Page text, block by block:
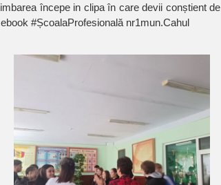
începe in clipa în care devii conștient de
#ȘcoalaProfesională nr1mun.Cahul